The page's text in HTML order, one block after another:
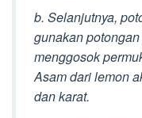
b. Selanjutnya,
gunakan
menggosok
Asam dari lemon
dan karat.